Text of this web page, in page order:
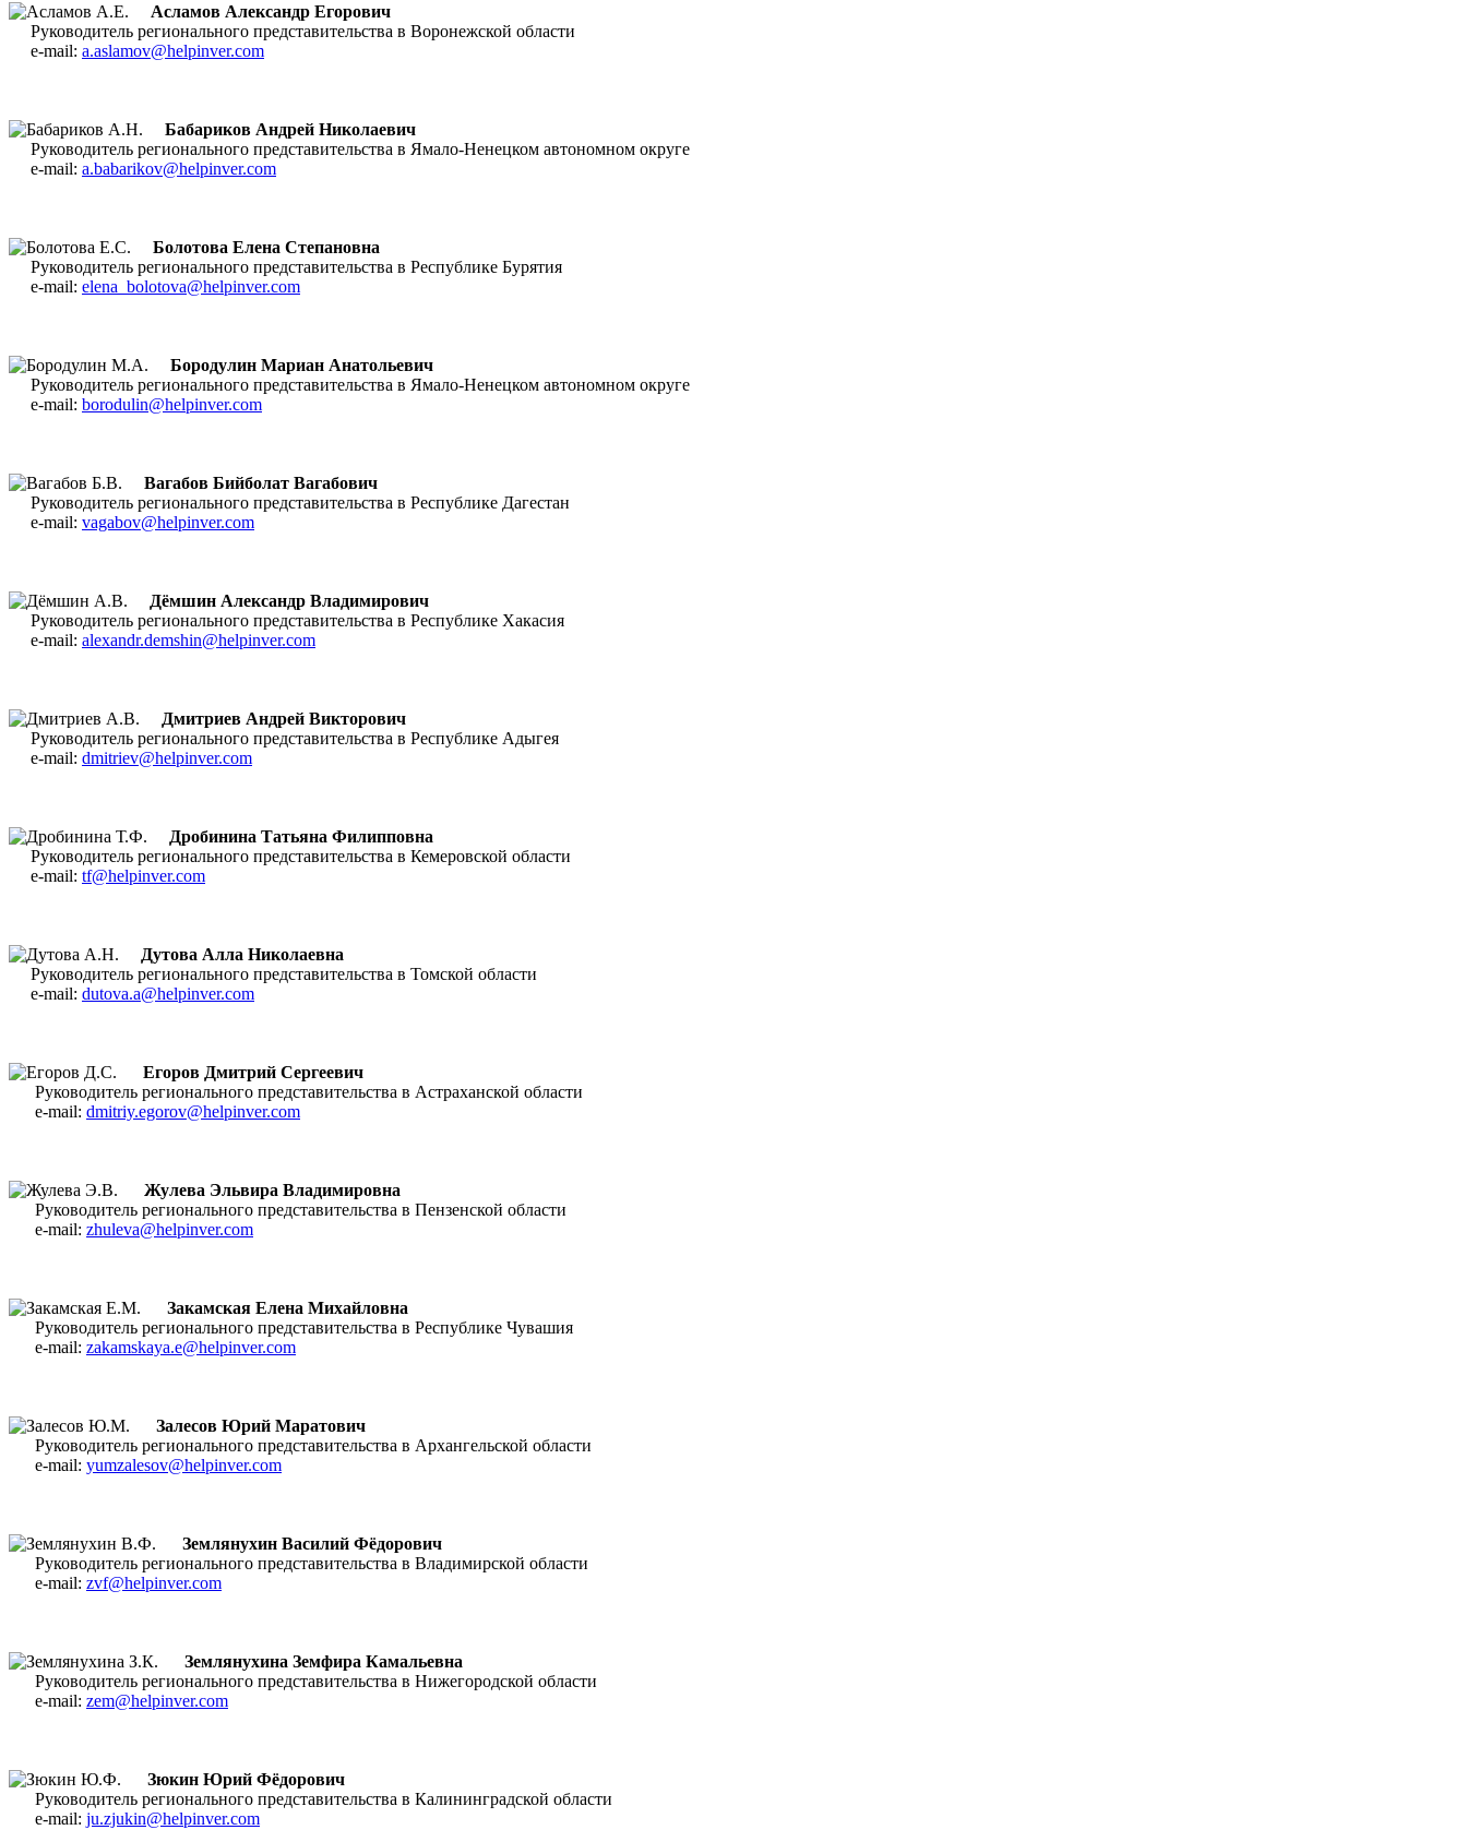
Асламов Александр Егорович
Руководитель регионального представительства в Воронежской области
e-mail: a.aslamov@helpinver.com
Бабариков Андрей Николаевич
Руководитель регионального представительства в Ямало-Ненецком автономном округе
e-mail: a.babarikov@helpinver.com
Болотова Елена Степановна
Руководитель регионального представительства в Республике Бурятия
e-mail: elena_bolotova@helpinver.com
Бородулин Мариан Анатольевич
Руководитель регионального представительства в Ямало-Ненецком автономном округе
e-mail: borodulin@helpinver.com
Вагабов Бийболат Вагабович
Руководитель регионального представительства в Республике Дагестан
e-mail: vagabov@helpinver.com
Дёмшин Александр Владимирович
Руководитель регионального представительства в Республике Хакасия
e-mail: alexandr.demshin@helpinver.com
Дмитриев Андрей Викторович
Руководитель регионального представительства в Республике Адыгея
e-mail: dmitriev@helpinver.com
Дробинина Татьяна Филипповна
Руководитель регионального представительства в Кемеровской области
e-mail: tf@helpinver.com
Дутова Алла Николаевна
Руководитель регионального представительства в Томской области
e-mail: dutova.a@helpinver.com
Егоров Дмитрий Сергеевич
Руководитель регионального представительства в Астраханской области
e-mail: dmitriy.egorov@helpinver.com
Жулева Эльвира Владимировна
Руководитель регионального представительства в Пензенской области
e-mail: zhuleva@helpinver.com
Закамская Елена Михайловна
Руководитель регионального представительства в Республике Чувашия
e-mail: zakamskaya.e@helpinver.com
Залесов Юрий Маратович
Руководитель регионального представительства в Архангельской области
e-mail: yumzalesov@helpinver.com
Землянухин Василий Фёдорович
Руководитель регионального представительства в Владимирской области
e-mail: zvf@helpinver.com
Землянухина Земфира Камальевна
Руководитель регионального представительства в Нижегородской области
e-mail: zem@helpinver.com
Зюкин Юрий Фёдорович
Руководитель регионального представительства в Калининградской области
e-mail: ju.zjukin@helpinver.com